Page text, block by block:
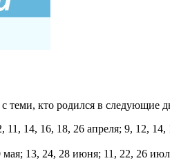
теми, кто родился в следующие
14, 16, 18, 26 апреля; 9, 12,
13, 24, 28 июня; 11, 22, 26